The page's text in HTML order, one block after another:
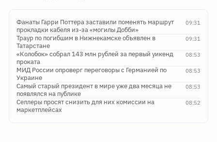
09:31
Фанаты Гарри Поттера заставили поменять маршрут
прокладки кабеля из-за «могилы Добби»
09:31
Траур по погибшим в Нижнекамске объявлен в
Татарстане
08:53
«Колобок» собрал 143 млн рублей за первый уикенд
проката
08:53
МИД России опроверг переговоры с Германией по
Украине
08:53
Самый старый президент в мире уже два месяца не
появлялся на публике
08:52
Селлеры просят снизить для них комиссии на
маркетплейсах